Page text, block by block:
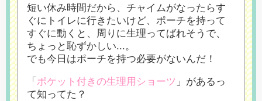
短い休み時間だから、チャイムがなったらす
ぐにトイレに行きたいけど、 ポーチを持って
すぐに動くと、周りに生理ってばれそうで、
ちょっと恥ずかしい...。
でも今日はポーチを持つ必要がないんだ！
「 ポケット付きの生理用ショーツ 」があるっ
て知ってた？